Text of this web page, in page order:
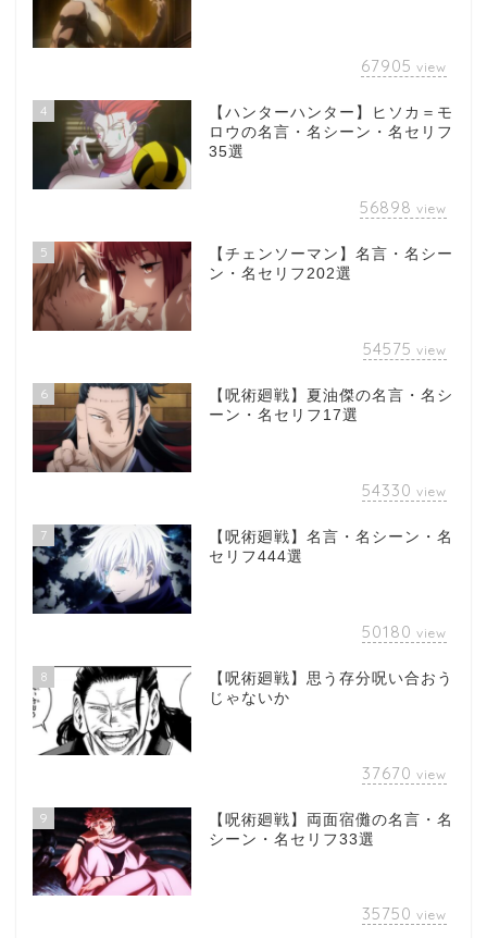
67905 view
4
【ハンターハンター】ヒソカ＝モ
ロウの名言・名シーン・名セリフ
35選
56898 view
5
【チェンソーマン】名言・名シー
ン・名セリフ202選
54575 view
6
【呪術廻戦】夏油傑の名言・名シ
ーン・名セリフ17選
54330 view
7
【呪術廻戦】名言・名シーン・名
セリフ444選
50180 view
8
【呪術廻戦】思う存分呪い合おう
じゃないか
37670 view
9
【呪術廻戦】両面宿儺の名言・名
シーン・名セリフ33選
35750 view